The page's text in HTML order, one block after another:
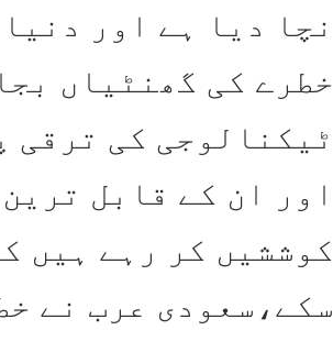
نچا دیا ہے اور
خطرے کی گھنٹیاں
ٹیکنالوجی کی ترقی
اور ان کے قابل
کوششیں کر رہے ہیں
سکے،سعودی عرب نے